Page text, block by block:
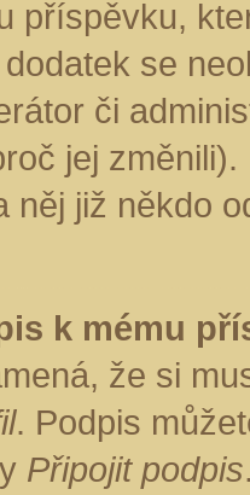
příspěvku,
se
či
jej
něj již někdo
k mému
že si
. Podpis
Připojit podpis